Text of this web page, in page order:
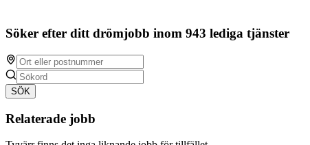
Söker efter ditt drömjobb inom 943 lediga tjänster
SÖK
Relaterade jobb